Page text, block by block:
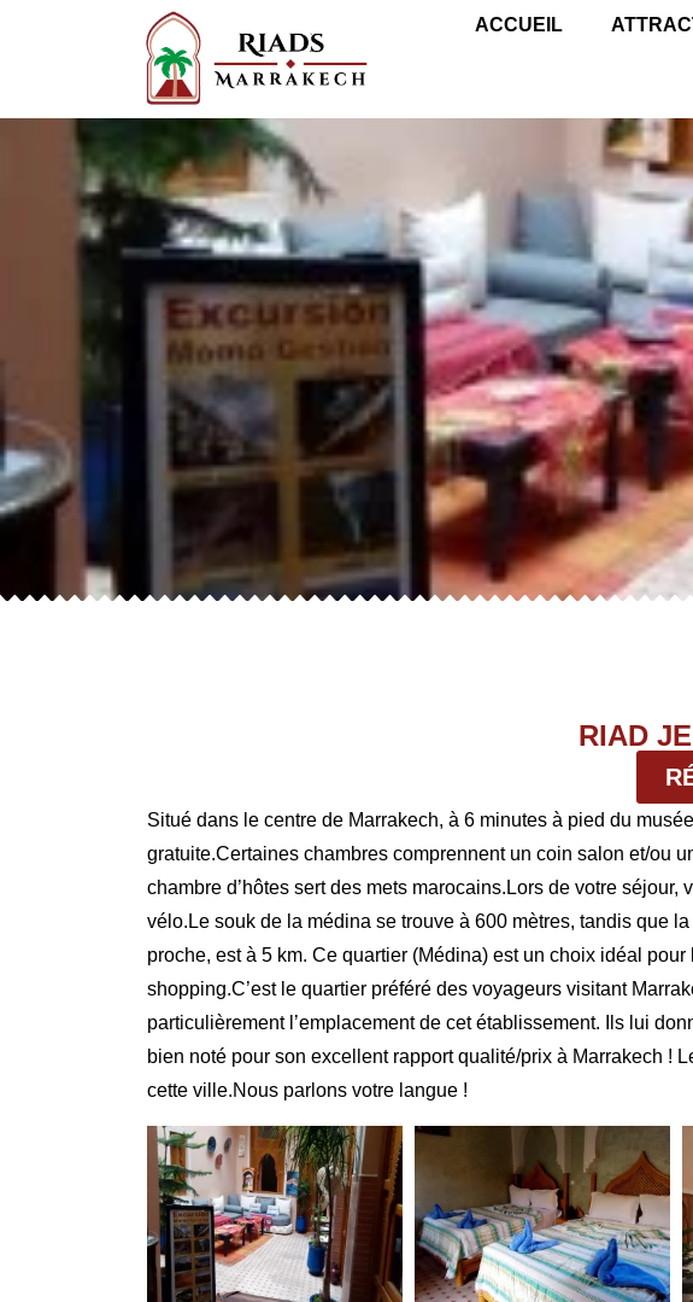
ACCUEIL
RIAD
Situé dans le centre de Marrakech, à 6 minutes à pied du
gratuite.Certaines chambres comprennent un coin salon et/ou
chambre d’hôtes sert des mets marocains.Lors de votre
vélo.Le souk de la médina se trouve à 600 mètres, tandis que
proche, est à 5 km. Ce quartier (Médina) est un choix idéal
shopping.C’est le quartier préféré des voyageurs visitant
particulièrement l’emplacement de cet établissement. Ils lui
bien noté pour son excellent rapport qualité/prix à Marrakech !
cette ville.Nous parlons votre langue !